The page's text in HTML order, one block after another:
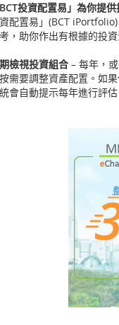
投資配置易」為你提
配置易」(BCT
，助你作出有根據的投資
檢視投資組合 – 每年，
需要調整資產配置。如
會自動提示每年進行評